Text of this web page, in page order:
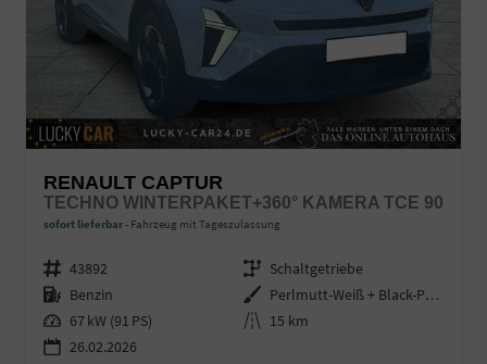
RENAULT CAPTUR
TECHNO WINTERPAKET+360° KAMERA TCE 90
sofort lieferbar Fahrzeug mit Tageszulassung
Fahrzeugnr. 43892 Getriebe Schaltgetriebe
Kraftstoff Benzin Außenfarbe
Perlmutt-Weiß + Black-Pearl-Sch
Leistung 67 kW (91 PS) Kilometerstand 15 km
26.02.2026